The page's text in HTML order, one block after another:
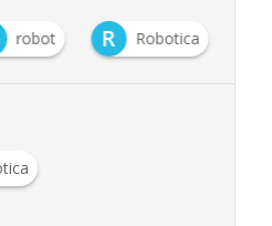
robot R Robotica